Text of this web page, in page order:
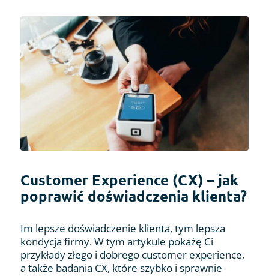
Customer Experience (CX) – jak
poprawić doświadczenia klienta?
Im lepsze doświadczenie klienta, tym lepsza
kondycja firmy. W tym artykule pokażę Ci
przykłady złego i dobrego customer experience,
a także badania CX, które szybko i sprawnie